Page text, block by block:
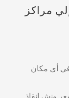
مراكز
أي مكان